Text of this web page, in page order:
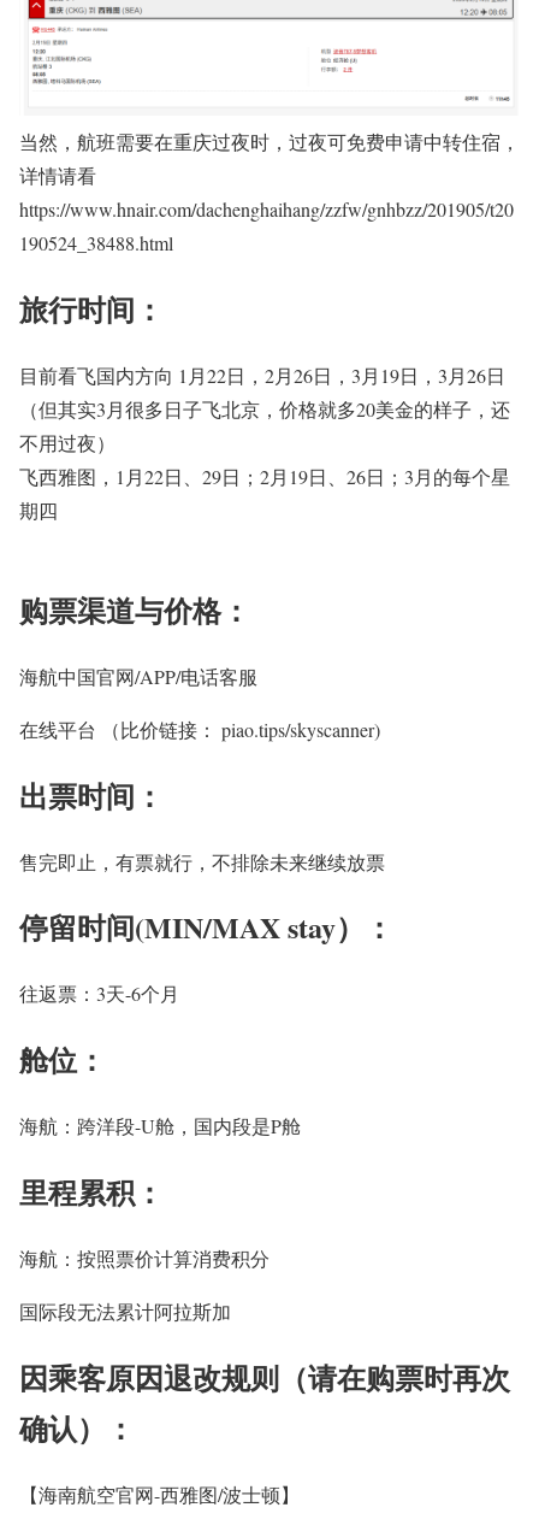
当然，航班需要在重庆过夜时，过夜可免费申请中转住宿，
详情请看
https://www.hnair.com/dachenghaihang/zzfw/gnhbzz/201905/t20
190524_38488.html
旅行时间：
目前看飞国内方向 1月22日，2月26日，3月19日，3月26日
（但其实3月很多日子飞北京，价格就多20美金的样子，还
不用过夜）
飞西雅图，1月22日、29日；2月19日、26日；3月的每个星
期四
购票渠道与价格：
海航中国官网/APP/电话客服
在线平台 （比价链接： piao.tips/skyscanner)
出票时间：
售完即止，有票就行，不排除未来继续放票
停留时间(MIN/MAX stay）：
往返票：3天-6个月
舱位：
海航：跨洋段-U舱，国内段是P舱
里程累积：
海航：按照票价计算消费积分
国际段无法累计阿拉斯加
因乘客原因退改规则（请在购票时再次
确认）：
【海南航空官网-西雅图/波士顿】